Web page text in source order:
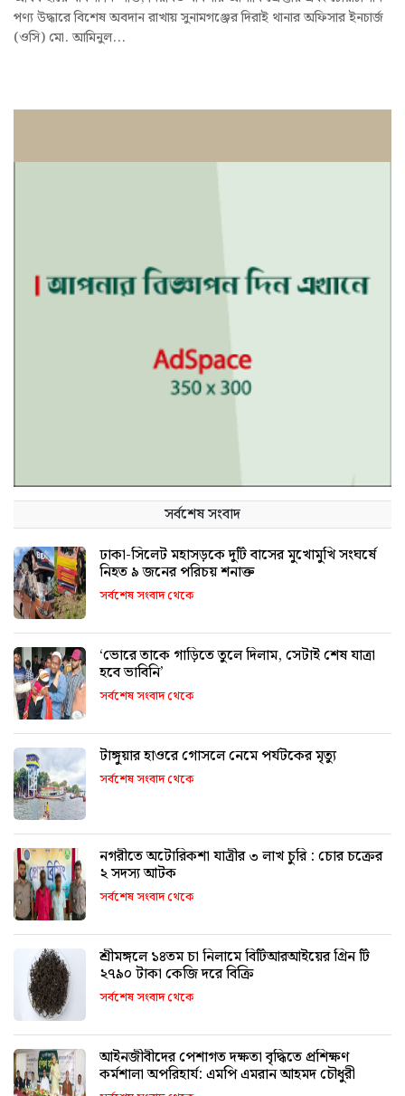
পণ্য উদ্ধারে বিশেষ অবদান রাখায় সুনামগঞ্জের দিরাই থানার অফিসার ইনচার্জ
(ওসি) মো. আমিনুল...
সর্বশেষ সংবাদ
ঢাকা-সিলেট মহাসড়কে দুটি বাসের মুখোমুখি সংঘর্ষে
নিহত ৯ জনের পরিচয় শনাক্ত
সর্বশেষ সংবাদ থেকে
‘ভোরে তাকে গাড়িতে তুলে দিলাম, সেটাই শেষ যাত্রা
হবে ভাবিনি’
সর্বশেষ সংবাদ থেকে
টাঙ্গুয়ার হাওরে গোসলে নেমে পর্যটকের মৃত্যু
সর্বশেষ সংবাদ থেকে
নগরীতে অটোরিকশা যাত্রীর ৩ লাখ চুরি : চোর চক্রের
২ সদস্য আটক
সর্বশেষ সংবাদ থেকে
শ্রীমঙ্গলে ১৪তম চা নিলামে বিটিআরআইয়ের গ্রিন টি
২৭৯০ টাকা কেজি দরে বিক্রি
সর্বশেষ সংবাদ থেকে
আইনজীবীদের পেশাগত দক্ষতা বৃদ্ধিতে প্রশিক্ষণ
কর্মশালা অপরিহার্য: এমপি এমরান আহমদ চৌধুরী